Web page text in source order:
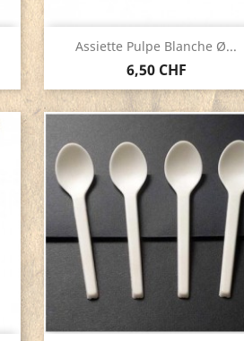
Assiette Pulpe Blanche Ø...
6,50 CHF
Aperçu rapide